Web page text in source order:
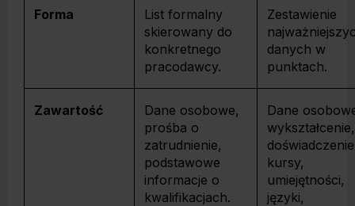
Forma
List formalny
skierowany do
konkretnego
pracodawcy.
Zestawienie
danych w
punktach.
Zawartość
Dane osobowe,
prośba o
zatrudnienie,
podstawowe
informacje o
kwalifikacjach.
Dane
wykształcenie,
kursy,
umiejętności,
języki,